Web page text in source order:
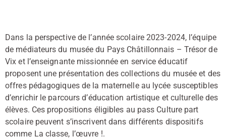
Dans la perspective de l’année scolaire 2023-2024, l’équipe
de médiateurs du musée du Pays Châtillonnais – Trésor de
Vix et l’enseignante missionnée en service éducatif
proposent une présentation des collections du musée et des
offres pédagogiques de la maternelle au lycée susceptibles
d’enrichir le parcours d’éducation artistique et culturelle des
élèves. Ces propositions éligibles au pass Culture part
scolaire peuvent s’inscrivent dans différents dispositifs
comme La classe, l’œuvre !.